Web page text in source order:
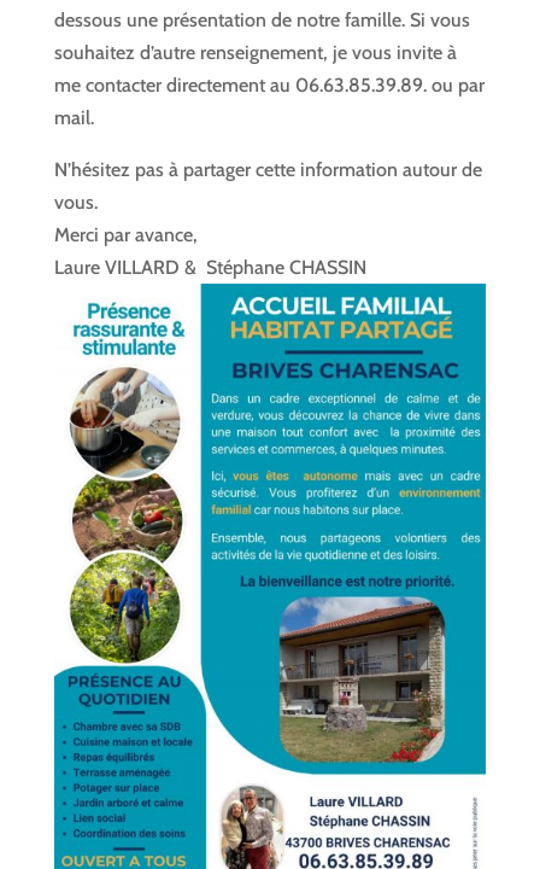
dessous une présentation de notre famille. Si vous
souhaitez d’autre renseignement, je vous invite à
me contacter directement au 06.63.85.39.89. ou par
mail.
N’hésitez pas à partager cette information autour de
vous.
Merci par avance,
Laure VILLARD & Stéphane CHASSIN